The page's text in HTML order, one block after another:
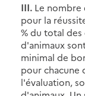
III. Le nombre
pour la
% du total
d'animaux
minimal de
pour chacune
l'évaluation,